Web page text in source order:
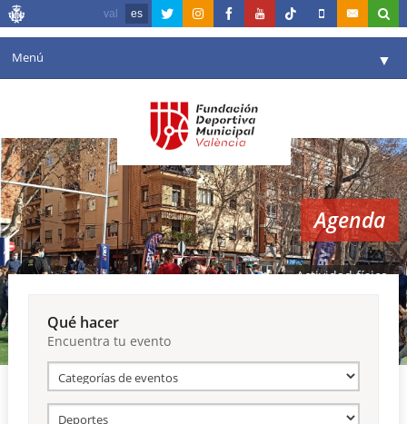
val es
Menú ▼
Agenda
Instalaciones ▼
Comunicación ▼
Valencia en deporte ▼
Reservas
Agenda
Actividad física
Qué hacer
Encuentra tu evento